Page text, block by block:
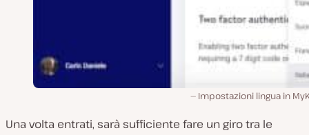
Impostazioni lingua in
Una volta entrati, sarà sufficiente fare un giro tra le